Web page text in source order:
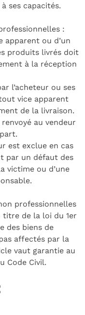
ses capacités.
:
apparent ou d’un
produits livrés doit
à la réception
l’acheteur ou ses
vice apparent
de la livraison.
au vendeur
est exclue en cas
par un défaut des
victime ou d’une
professionnelles
titre de la loi du 1er
des biens de
affectés par la
vaut garantie au
Code Civil.